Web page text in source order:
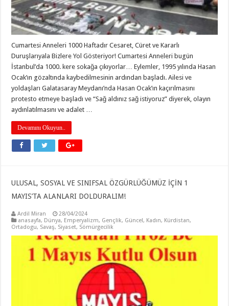
Cumartesi Anneleri 1000 Haftadır Cesaret, Cüret ve Kararlı
Duruşlarıyala Bizlere Yol Gösteriyor! Cumartesi Anneleri bugün
İstanbul’da 1000. kere sokağa çıkıyorlar… Eylemler, 1995 yılında Hasan
Ocak’ın gözaltında kaybedilmesinin ardından başladı. Ailesi ve
yoldaşları Galatasaray Meydanı’nda Hasan Ocak’ın kaçırılmasını
protesto etmeye başladı ve “Sağ aldınız sağ istiyoruz” diyerek, olayın
aydınlatılmasını ve adalet …
Devamını Okuyun..
ULUSAL, SOSYAL VE SINIFSAL ÖZGÜRLÜĞÜMÜZ İÇİN 1
MAYIS’TA ALANLARI DOLDURALIM!
Ardil Miran
28/04/2024
anasayfa, Dünya, Emperyalizm, Gençlik, Güncel, Kadın, Kürdistan,
Ortadogu, Savaş, Siyaset, Sömürgecilik